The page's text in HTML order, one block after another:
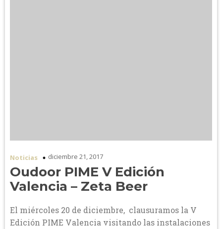
Noticias diciembre 21, 2017
Oudoor PIME V Edición
Valencia – Zeta Beer
El miércoles 20 de diciembre, clausuramos la V
Edición PIME Valencia visitando las instalaciones